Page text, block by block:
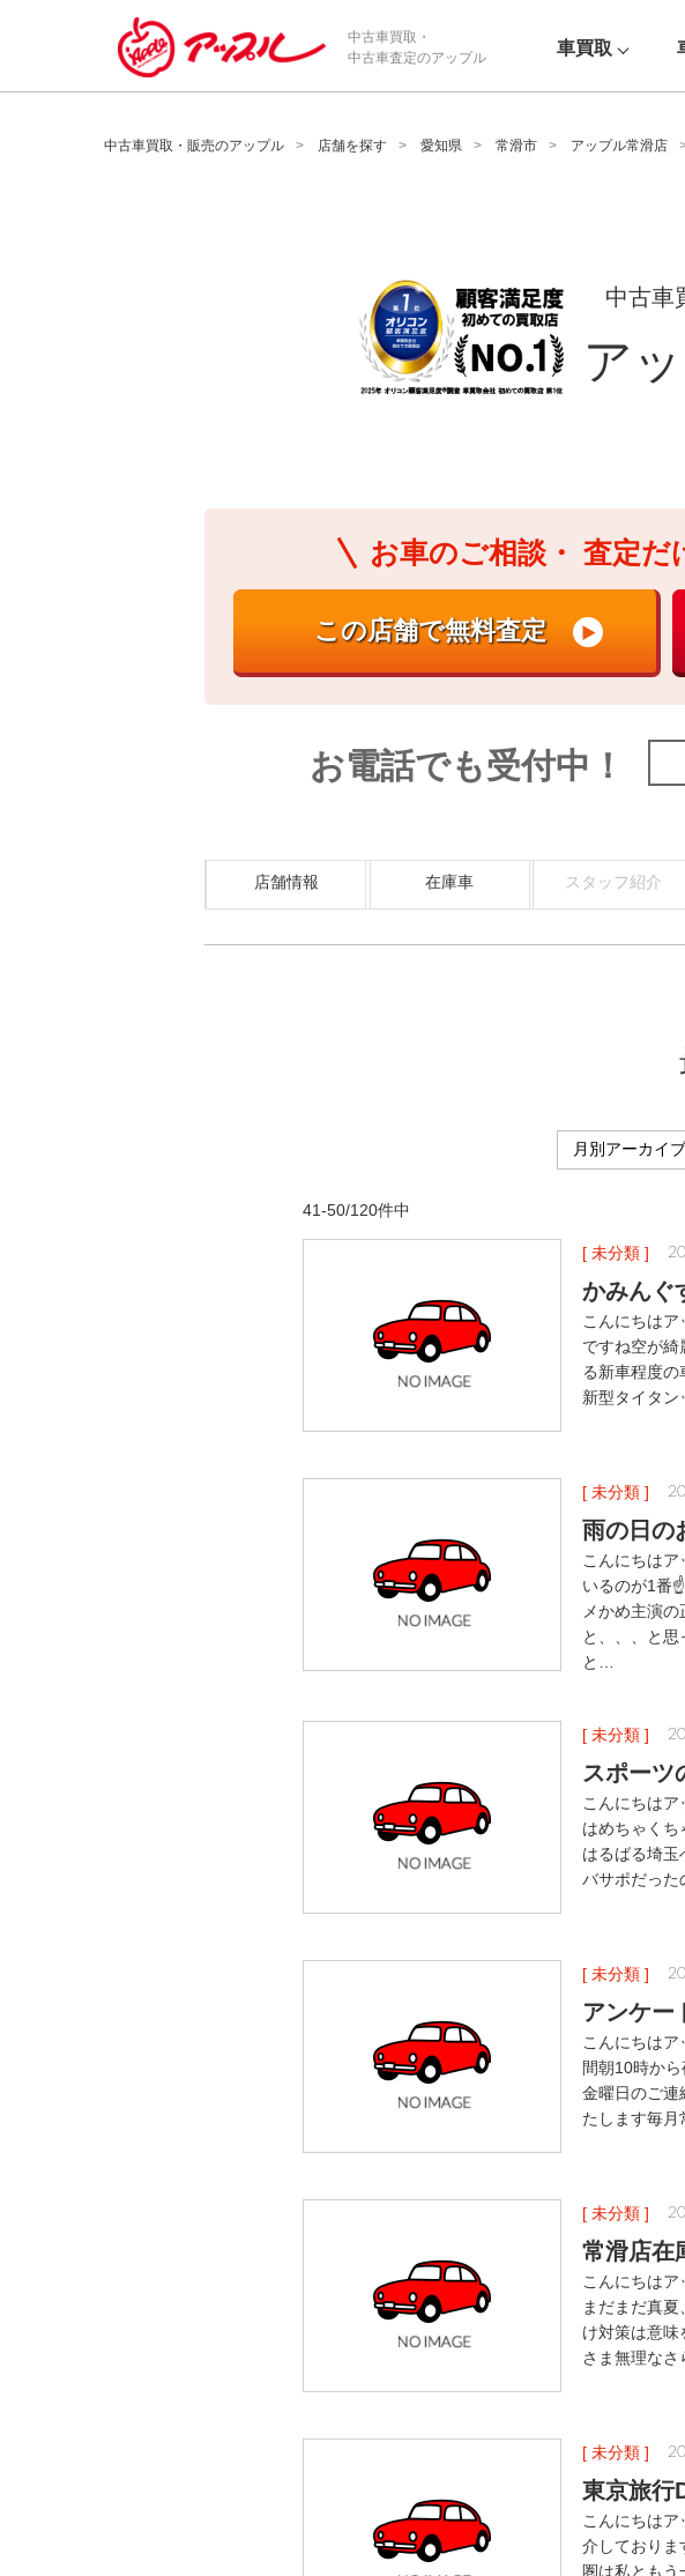
/*ABテスト_新規査定フォームの為のCVボタン*/
中古車買取・
中古車査定のアップル
車買取
中古車買取・販売のアップル 店舗を探す 愛知県 常滑市 アップル常滑店
中古車
ア
お車のご相談・ 査定だ
お電話でも受付中！
店舗情報 在庫車 スタッフ紹介
41-50/120件中
[ 未分類 ]
かみんぐ
こんにちは
ですね空が綺
る新車程度の
新型タイタン
[ 未分類 ]
雨の日の
こんにちは
いるのが1番
メかめ主演
と、、、と
と…
[ 未分類 ]
スポーツ
こんにちは
はめちゃく
はるばる埼玉
バサポだった
[ 未分類 ]
アンケー
こんにちは
間朝10時か
金曜日のご連
たします毎月
[ 未分類 ]
常滑店在
こんにちは
まだまだ真
け対策は意
さま無理なさ
[ 未分類 ]
東京旅行
こんにちは
介しておりま
圏は私とも